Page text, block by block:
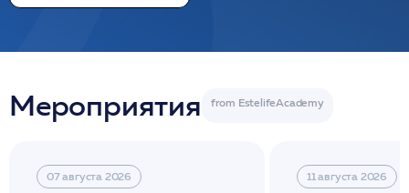
Мероприятия
07 августа 2026 11 августа 2026